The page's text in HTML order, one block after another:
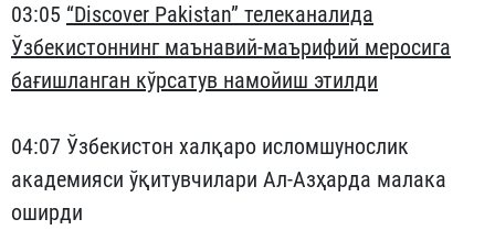
03:05 “Discover Pakistan” телеканалида
Ўзбекистоннинг маънавий-маърифий меросига
бағишланган кўрсатув намойиш этилди
04:07 Ўзбекистон халқаро исломшунослик
академияси ўқитувчилари Ал-Азҳарда малака
оширди